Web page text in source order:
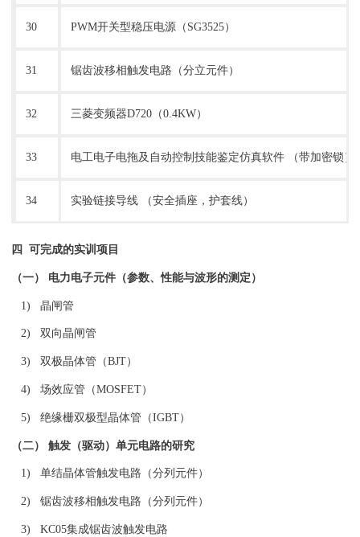
30 PWM开关型稳压电源（SG3525）
31 锯齿波移相触发电路（分立元件）
32 三菱变频器D720（0.4KW）
33 电工电子电拖及自动控制技能鉴定仿真软件 （带加密锁）
34 实验链接导线 （安全插座，护套线）
四可完成的实训项目
（一） 电力电子元件（参数、性能与波形的测定）
1) 晶闸管
2) 双向晶闸管
3) 双极晶体管（BJT）
4) 场效应管（MOSFET）
5) 绝缘栅双极型晶体管（IGBT）
（二） 触发（驱动）单元电路的研究
1) 单结晶体管触发电路（分列元件）
2) 锯齿波移相触发电路（分列元件）
3) KC05集成锯齿波触发电路